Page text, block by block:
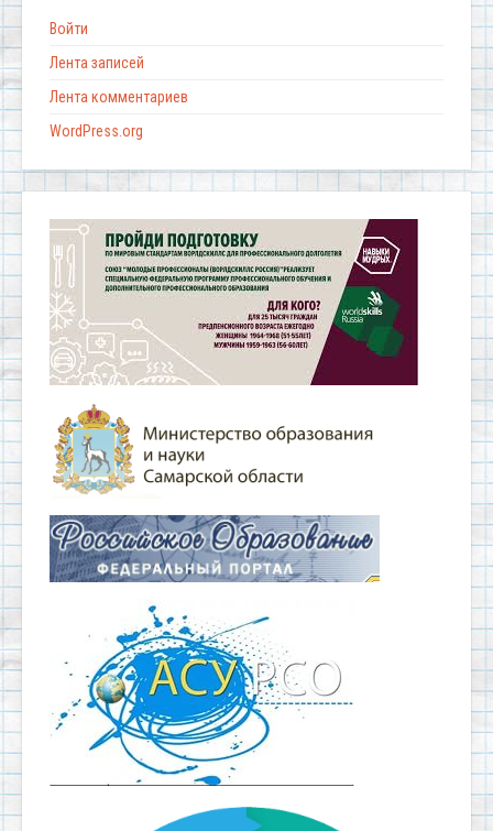
Войти
Лента записей
Лента комментариев
WordPress.org